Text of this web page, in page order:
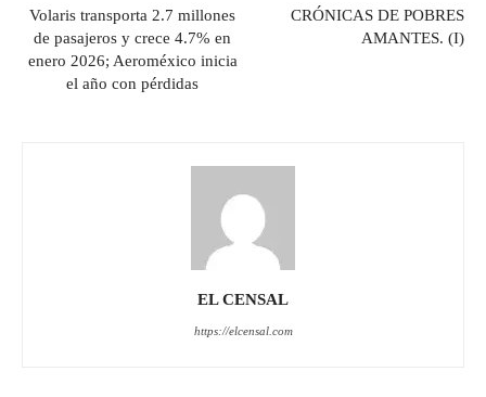
Volaris transporta 2.7 millones
de pasajeros y crece 4.7% en
enero 2026; Aeroméxico inicia
el año con pérdidas
CRÓNICAS DE POBRES
AMANTES. (I)
EL CENSAL
https://elcensal.com